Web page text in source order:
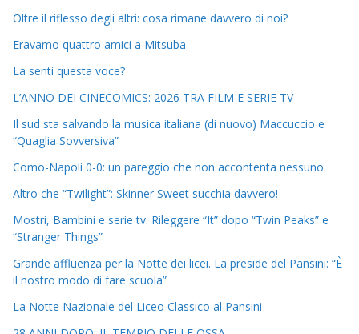
Oltre il riflesso degli altri: cosa rimane davvero di noi?
Eravamo quattro amici a Mitsuba
La senti questa voce?
L’ANNO DEI CINECOMICS: 2026 TRA FILM E SERIE TV
Il sud sta salvando la musica italiana (di nuovo) Maccuccio e
“Quaglia Sovversiva”
Como-Napoli 0-0: un pareggio che non accontenta nessuno.
Altro che “Twilight”: Skinner Sweet succhia davvero!
Mostri, Bambini e serie tv. Rileggere “It” dopo “Twin Peaks” e
“Stranger Things”
Grande affluenza per la Notte dei licei. La preside del Pansini: “È
il nostro modo di fare scuola”
La Notte Nazionale del Liceo Classico al Pansini